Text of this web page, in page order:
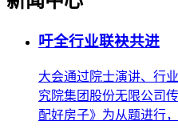
吁全行业联袂共进
大会通过院士演讲、行
究院集团股份无限公司
配好房子》为从题进行